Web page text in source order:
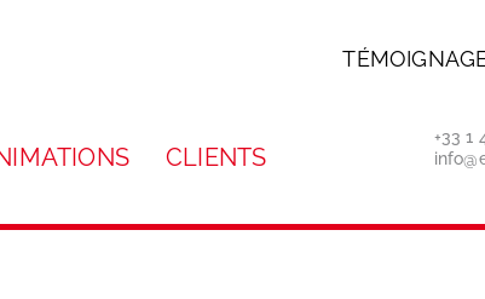
CLIENTS
+33 1